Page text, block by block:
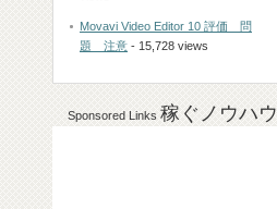
Movavi Video Editor 10 評価 問
題 注意 - 15,728 views
Sponsored Links 稼ぐノウハウ